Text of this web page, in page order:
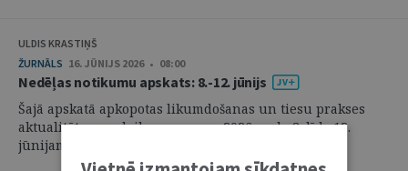
ULDIS KRASTIŅŠ
ŽURNĀLS 16. JŪNIJS 2026 • 08:00
Nedēļas notikumu apskats: 8.-12. jūnijs
Šajā apskatā apkopotas likumdošanas un tiesu prakses
aktualitātes par laika posmu no 2026. gada 8. līdz 12.
jūnijam. ...